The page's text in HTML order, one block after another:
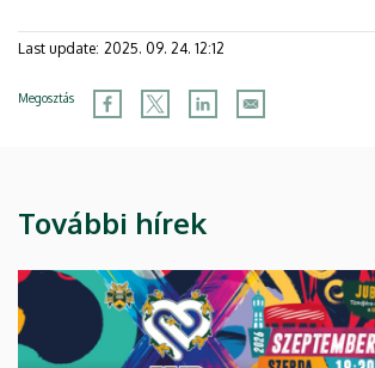
Last update: 2025. 09. 24. 12:12
Megosztás
További hírek